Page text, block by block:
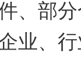
、部
业、